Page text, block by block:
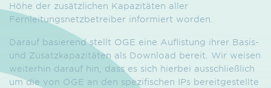
Höhe der zusätzlichen Kapazitäten aller
Fernleitungsnetzbetreiber informiert worden.
Darauf basierend stellt OGE eine Auflistung ihrer Basis-
und Zusatzkapazitäten als Download bereit. Wir weisen
weiterhin darauf hin, dass es sich hierbei ausschließlich
um die von OGE an den spezifischen IPs bereitgestellte